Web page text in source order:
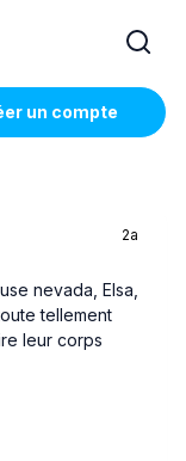
un compte
2a
nevada, Elsa,
tellement
leur corps